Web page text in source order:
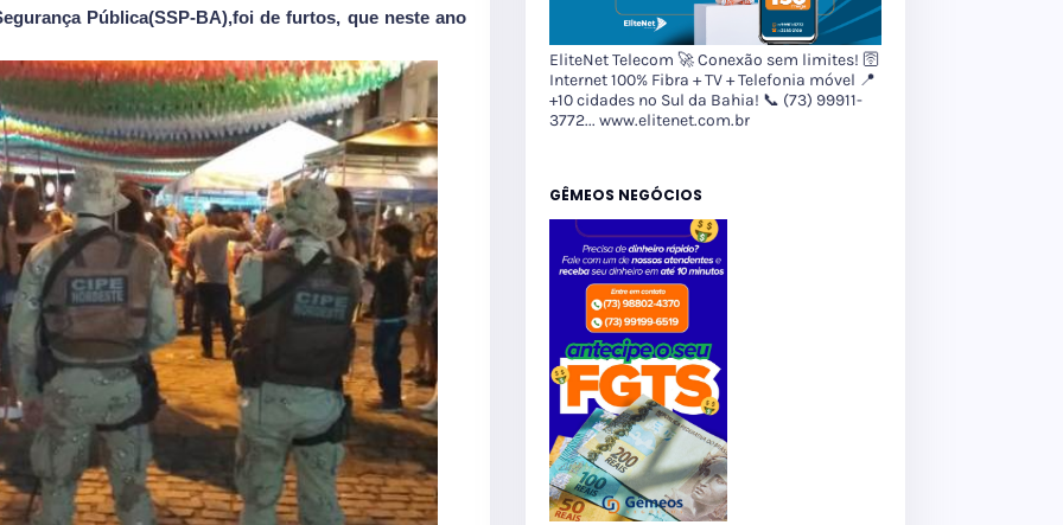
Pública(SSP-BA),foi de furtos, que neste ano
EliteNet Telecom 🚀 Conexão sem limites! 🛜
Internet 100% Fibra + TV + Telefonia móvel 📍
+10 cidades no Sul da Bahia! 📞 (73) 99911-
3772... www.elitenet.com.br
GÊMEOS NEGÓCIOS